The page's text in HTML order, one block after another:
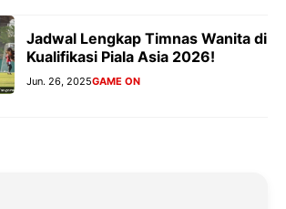
Jadwal Lengkap Timnas Wanita di
Kualifikasi Piala Asia 2026!
Jun. 26, 2025GAME ON